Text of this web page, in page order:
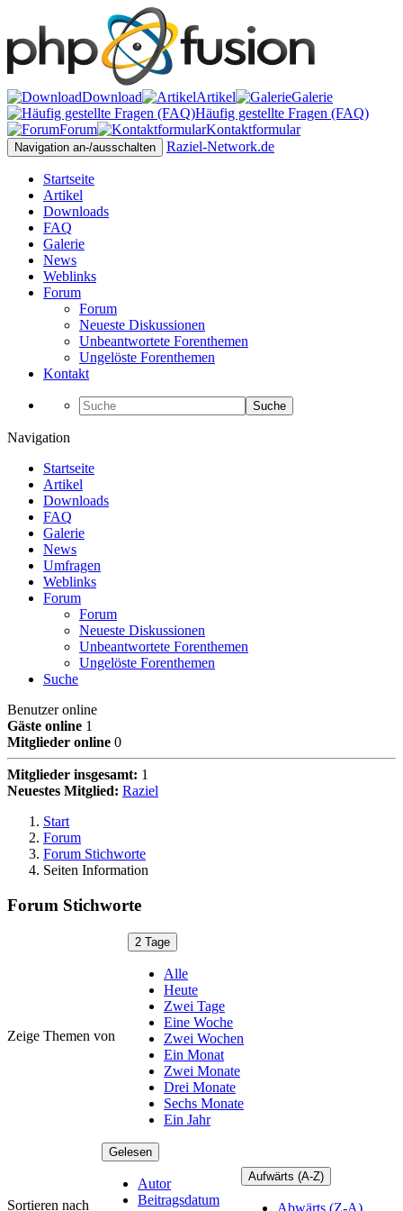
Download Artikel
Galerie
Häufig gestellte Fragen (FAQ)
Forum
Kontaktformular
Navigation an-/ausschalten Raziel-Network.de
Startseite
Artikel
Downloads
FAQ
Galerie
News
Weblinks
Forum
Forum
Neueste Diskussionen
Unbeantwortete Forenthemen
Ungelöste Forenthemen
Kontakt
Suche
Navigation
Startseite
Artikel
Downloads
FAQ
Galerie
News
Umfragen
Weblinks
Forum
Forum
Neueste Diskussionen
Unbeantwortete Forenthemen
Ungelöste Forenthemen
Suche
Benutzer online
Gäste online 1
Mitglieder online 0
Mitglieder insgesamt: 1
Neuestes Mitglied: Raziel
Start
Forum
Forum Stichworte
Seiten Information
Forum Stichworte
Zeige Themen von
2 Tage
Alle
Heute
Zwei Tage
Eine Woche
Zwei Wochen
Ein Monat
Zwei Monate
Drei Monate
Sechs Monate
Ein Jahr
Sortieren nach
Gelesen
Autor
Beitragsdatum
Aufwärts (A-Z)
Abwärts (Z-A)